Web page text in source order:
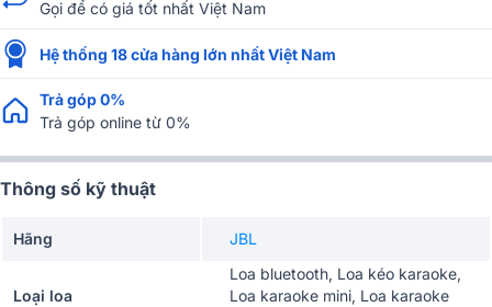
Gọi để có giá tốt nhất Việt Nam
Hệ thống 18 cửa hàng lớn nhất Việt Nam
Trả góp 0%
Trả góp online từ 0%
Thông số kỹ thuật
Hãng JBL
Loại loa
Loa bluetooth, Loa kéo karaoke,
Loa karaoke mini, Loa karaoke